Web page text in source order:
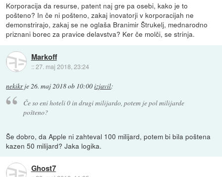
Korporacija da resurse, patent naj gre pa osebi, kako je to
pošteno? In če ni pošteno, zakaj inovatorji v korporacijah ne
demonstrirajo, zakaj se ne oglaša Branimir Štrukelj, mednarodno
priznani borec za pravice delavstva? Ker če molči, se strinja.
Markoff
::27. maj 2018, 23:24
nekikrje26. maj 2018 ob 10:00izjavil:
Če so eni hoteli 0 in drugi milijardo, potem je pol milijarde
pošteno?
Še dobro, da Apple ni zahteval 100 milijard, potem bi bila poštena
kazen 50 milijard? Jaka logika.
Ghost7